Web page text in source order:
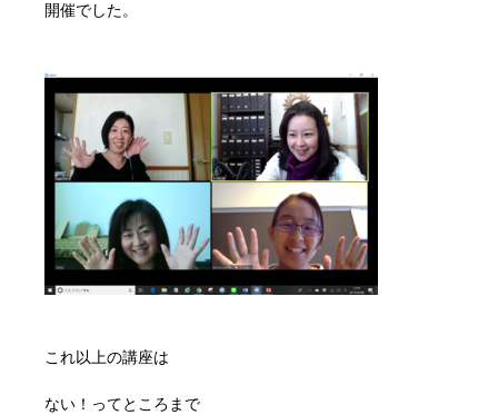
開催でした。
これ以上の講座は
ない！ってところまで